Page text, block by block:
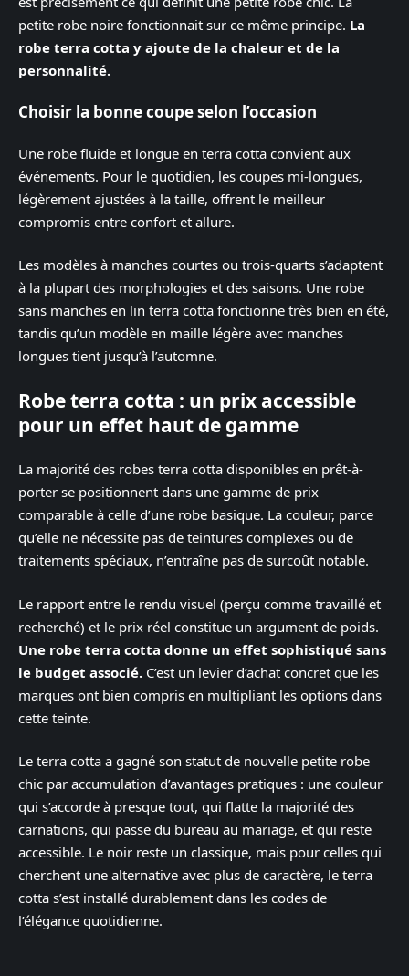
petite robe noire fonctionnait sur ce même principe. La
robe terra cotta y ajoute de la chaleur et de la
personnalité.
Choisir la bonne coupe selon l’occasion
Une robe fluide et longue en terra cotta convient aux
événements. Pour le quotidien, les coupes mi-longues,
légèrement ajustées à la taille, offrent le meilleur
compromis entre confort et allure.
Les modèles à manches courtes ou trois-quarts s’adaptent
à la plupart des morphologies et des saisons. Une robe
sans manches en lin terra cotta fonctionne très bien en été,
tandis qu’un modèle en maille légère avec manches
longues tient jusqu’à l’automne.
Robe terra cotta : un prix accessible
pour un effet haut de gamme
La majorité des robes terra cotta disponibles en prêt-à-
porter se positionnent dans une gamme de prix
comparable à celle d’une robe basique. La couleur, parce
qu’elle ne nécessite pas de teintures complexes ou de
traitements spéciaux, n’entraîne pas de surcoût notable.
Le rapport entre le rendu visuel (perçu comme travaillé et
recherché) et le prix réel constitue un argument de poids.
Une robe terra cotta donne un effet sophistiqué sans
le budget associé. C’est un levier d’achat concret que les
marques ont bien compris en multipliant les options dans
cette teinte.
Le terra cotta a gagné son statut de nouvelle petite robe
chic par accumulation d’avantages pratiques : une couleur
qui s’accorde à presque tout, qui flatte la majorité des
carnations, qui passe du bureau au mariage, et qui reste
accessible. Le noir reste un classique, mais pour celles qui
cherchent une alternative avec plus de caractère, le terra
cotta s’est installé durablement dans les codes de
l’élégance quotidienne.